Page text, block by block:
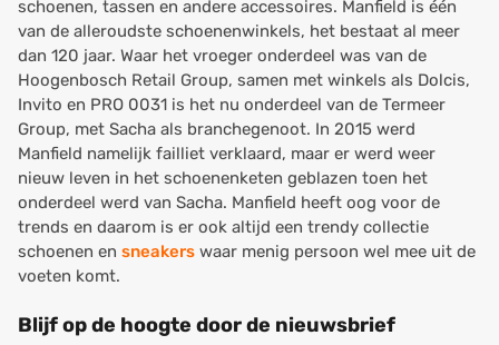
schoenen, tassen en andere accessoires. Manfield is één
van de alleroudste schoenenwinkels, het bestaat al meer
dan 120 jaar. Waar het vroeger onderdeel was van de
Hoogenbosch Retail Group, samen met winkels als Dolcis,
Invito en PRO 0031 is het nu onderdeel van de Termeer
Group, met Sacha als branchegenoot. In 2015 werd
Manfield namelijk failliet verklaard, maar er werd weer
nieuw leven in het schoenenketen geblazen toen het
onderdeel werd van Sacha. Manfield heeft oog voor de
trends en daarom is er ook altijd een trendy collectie
schoenen en sneakers waar menig persoon wel mee uit de
voeten komt.
Blijf op de hoogte door de nieuwsbrief